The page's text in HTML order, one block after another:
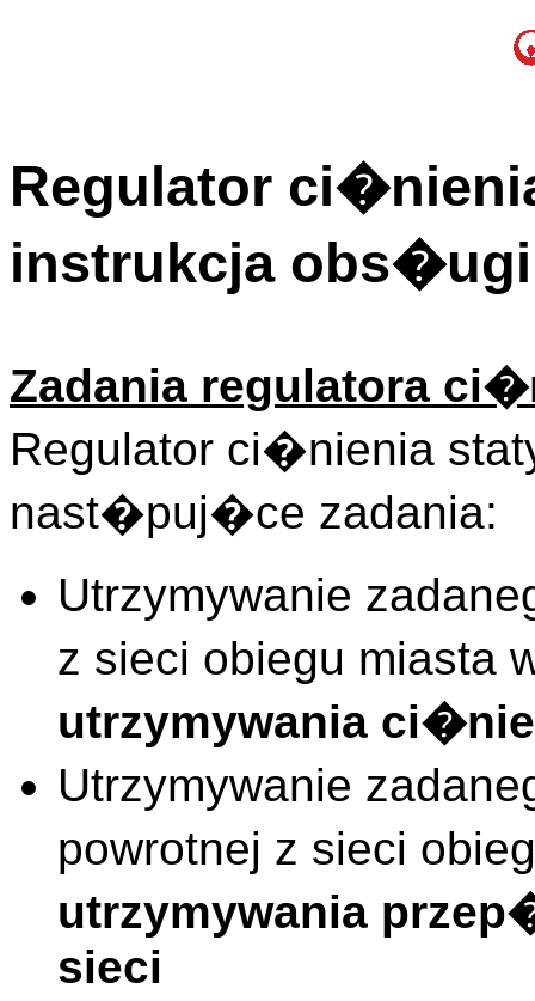
Regulator
instrukcja obs�ugi
Zadania regulatora
Regulator ci�nienia
nast�puj�ce zadania:
Utrzymywanie
z sieci obiegu miasta
utrzymywania
Utrzymywanie
powrotnej z sieci
utrzymywania
sieci